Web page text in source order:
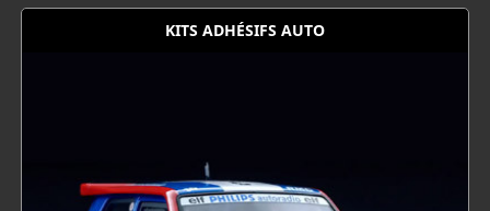
KITS ADHÉSIFS AUTO